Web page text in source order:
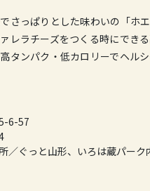
さっぱりとした味わいの「ホ
レラチーズをつくる時にでき
タンパク・低カロリーでヘル
6-57
／ぐっと山形、いろは蔵パーク